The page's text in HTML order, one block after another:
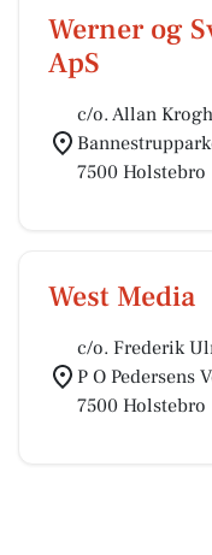
Werner og
ApS
c/o. Allan
7500 Holstebro
West Media
c/o. Frederik
P O Pedersens
7500 Holstebro